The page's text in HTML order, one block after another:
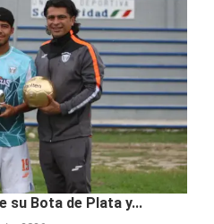
su Bota de Plata y...